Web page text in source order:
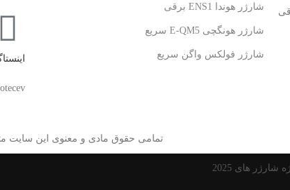
شارژر هوندا ENS1 برقی
شارژر هونگچی E-QM5 سریع
شارژر فولکس واگن سریع
تمامی حقوق مادی و معنوی این سایت
های 2025